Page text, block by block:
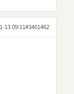
13 09:11#3401462